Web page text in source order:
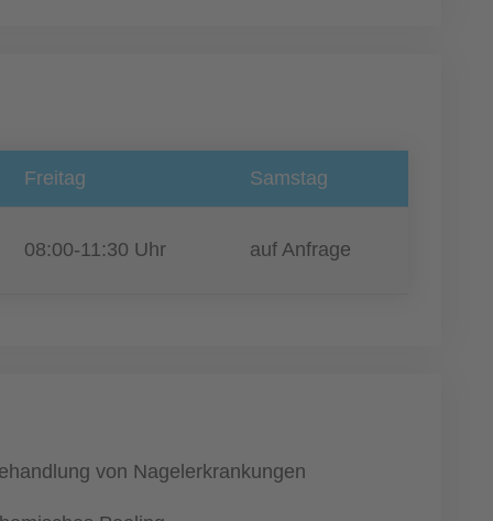
Freitag Samstag
08:00-11:30 Uhr auf Anfrage
von Nagelerkrankungen